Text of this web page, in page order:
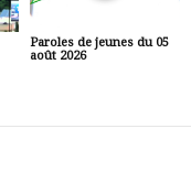
Paroles de jeunes du 05
août 2026